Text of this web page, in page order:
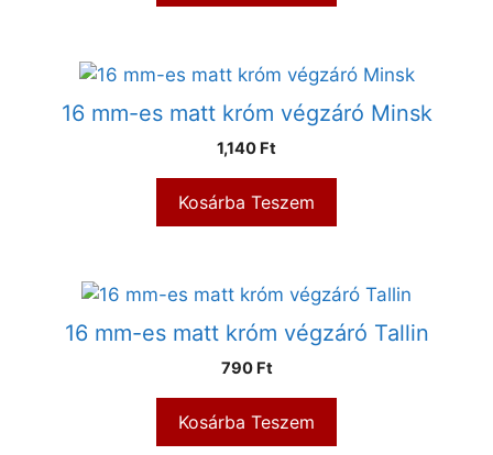
16 mm-es matt króm végzáró Minsk
1,140 Ft
Kosárba Teszem
16 mm-es matt króm végzáró Tallin
790 Ft
Kosárba Teszem